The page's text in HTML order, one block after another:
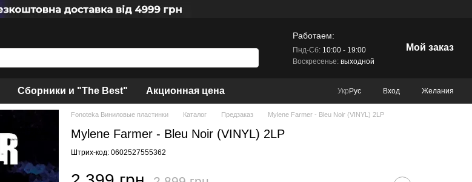
Работаем:
Пнд-Сб:10:00 - 19:00
Воскресенье:выходной
Мой заказ
Сборники и "The Best" Акционная цена Укр Рус Вход Желания
Fonoteka Виниловые пластинки Каталог Предзаказ Mylene Farmer - Bleu Noir (VINYL) 2LP
Mylene Farmer - Bleu Noir (VINYL) 2LP
Штрих-код: 0602527555362